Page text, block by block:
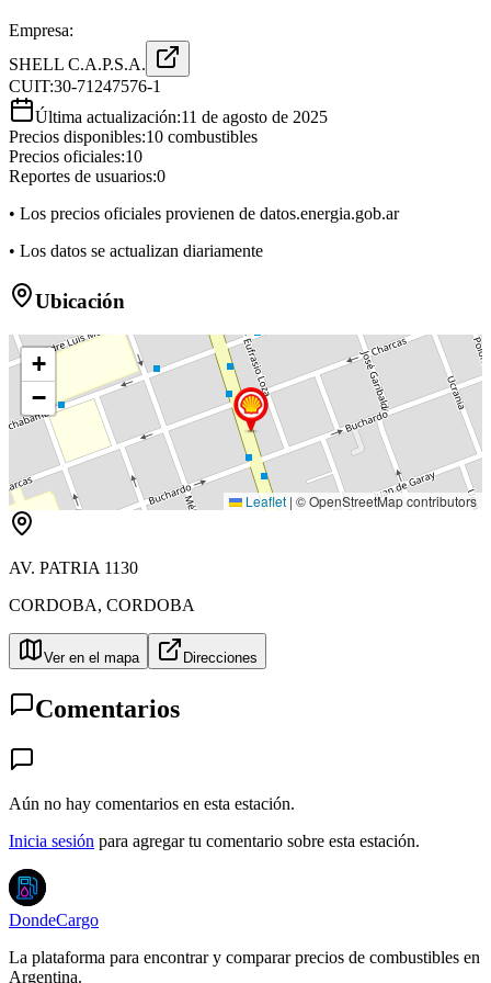
Empresa:
SHELL C.A.P.S.A.
CUIT:30-71247576-1
Última actualización:11 de agosto de 2025
Precios disponibles:10 combustibles
Precios oficiales:10
Reportes de usuarios:0
• Los precios oficiales provienen de datos.energia.gob.ar
• Los datos se actualizan diariamente
Ubicación
+
−
Leaflet | © OpenStreetMap contributors
AV. PATRIA 1130
CORDOBA, CORDOBA
Ver en el mapa Direcciones
Comentarios
Aún no hay comentarios en esta estación.
Inicia sesión para agregar tu comentario sobre esta estación.
DondeCargo
La plataforma para encontrar y comparar precios de combustibles en
Argentina.